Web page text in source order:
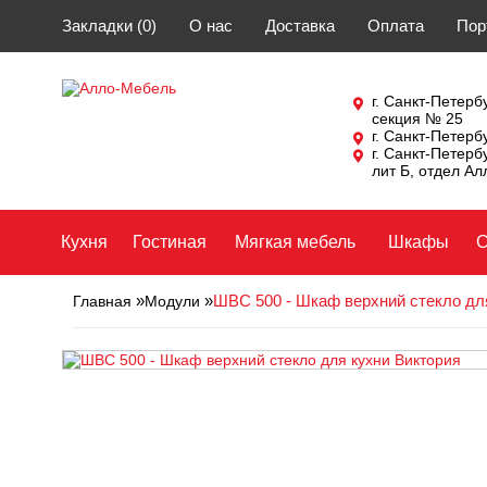
Закладки (0) О нас Доставка Оплата
г. Санкт-
секция № 25
г. Санкт-
г. Санкт-
лит Б, отдел
Кухня Гостиная Мягкая мебель Шкафы
Главная »Модули »ШВС 500 - Шкаф верхний стекло